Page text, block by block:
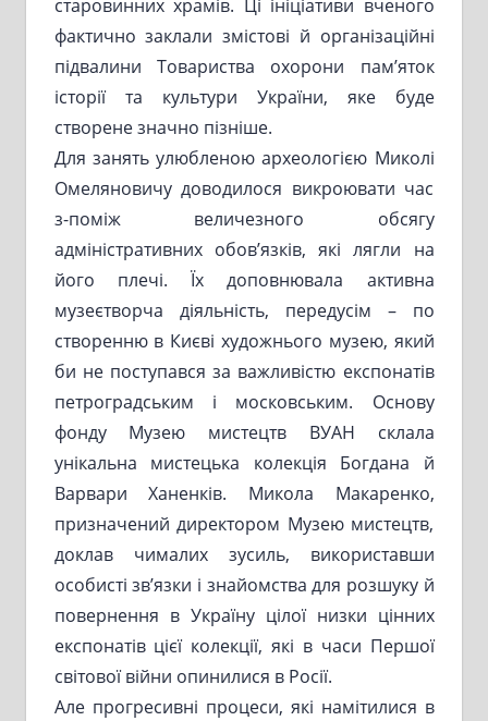
старовинних храмів. Ці ініціативи вченого
фактично заклали змістові й організаційні
підвалини Товариства охорони пам’яток
історії та культури України, яке буде
створене значно пізніше.
Для занять улюбленою археологією Миколі
Омеляновичу доводилося викроювати час
з-поміж величезного обсягу
адміністративних обов’язків, які лягли на
його плечі. Їх доповнювала активна
музеєтворча діяльність, передусім – по
створенню в Києві художнього музею, який
би не поступався за важливістю експонатів
петроградським і московським. Основу
фонду Музею мистецтв ВУАН склала
унікальна мистецька колекція Богдана й
Варвари Ханенків. Микола Макаренко,
призначений директором Музею мистецтв,
доклав чималих зусиль, використавши
особисті зв’язки і знайомства для розшуку й
повернення в Україну цілої низки цінних
експонатів цієї колекції, які в часи Першої
світової війни опинилися в Росії.
Але прогресивні процеси, які намітилися в